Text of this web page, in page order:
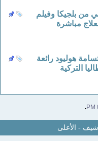
من بلجيكا وفيلم
مباشرة
هوليود رائعة
التركية
.
-الأعلى